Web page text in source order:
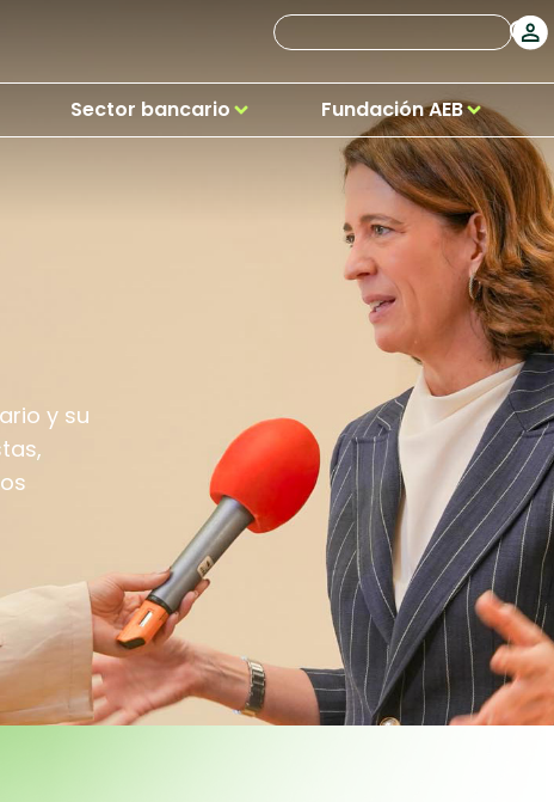
Sector bancario Fundación AEB
y su